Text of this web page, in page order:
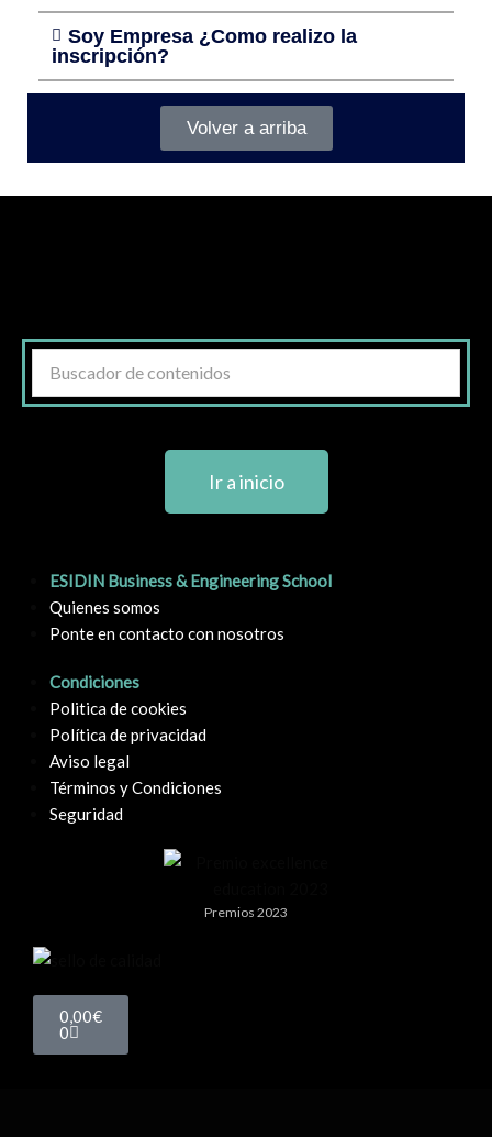
Soy Empresa ¿Como realizo la
inscripción?
Volver a arriba
Ir a inicio
ESIDIN Business & Engineering School
Quienes somos
Ponte en contacto con nosotros
Condiciones
Politica de cookies
Política de privacidad
Aviso legal
Términos y Condiciones
Seguridad
Premios 2023
0,00€
0